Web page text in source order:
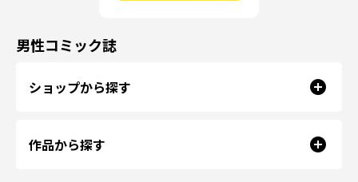
男性コミック誌
ショップから探す
作品から探す